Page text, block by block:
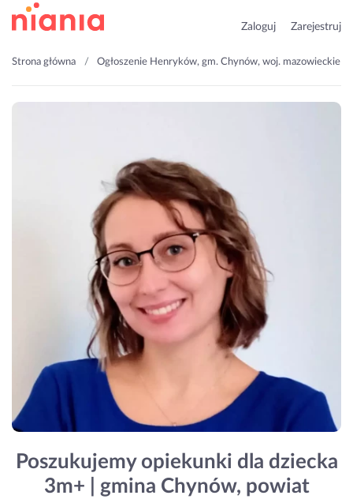
Zaloguj Zarejestruj
Strona główna Ogłoszenie Henryków, gm. Chynów, woj. mazowieckie
Poszukujemy opiekunki dla dziecka
3m+ | gmina Chynów, powiat